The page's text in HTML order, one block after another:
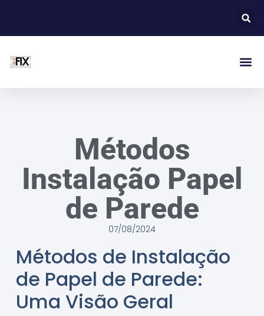
Métodos
Instalação Papel
de Parede
07/08/2024
Métodos de Instalação
de Papel de Parede:
Uma Visão Geral